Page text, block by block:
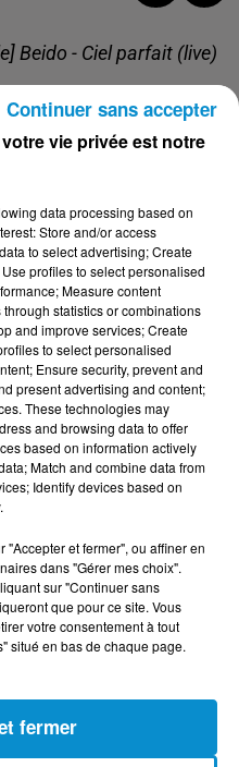
Beido - Ciel parfait (live)
!
Cheb Momo - Oxygène
Cheb Momo - Ndamt 3lik
Cheb Momo, figure
de la nouvelle scène
vie privée est notre
data processing based on
Store and/or access
to select advertising; Create
profiles to select personalised
Measure content
statistics or combinations
and improve services; Create
to select personalised
Ensure security, prevent and
present advertising and content;
These technologies may
and browsing data to offer
based on information actively
Match and combine data from
Identify devices based on
et fermer", ou affiner en
dans "Gérer mes choix".
sur "Continuer sans
que pour ce site. Vous
votre consentement à tout
situé en bas de chaque page.
fermer
Continuer sans accepter